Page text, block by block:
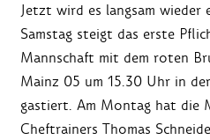
Jetzt wird es langsam wieder
Samstag steigt das erste
Mannschaft mit dem roten
Mainz 05 um 15.30 Uhr in
gastiert. Am Montag hat die
Cheftrainers Thomas